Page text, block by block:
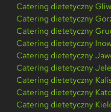
Catering dietetyczny
Catering dietetyczny
Catering dietetyczny
Catering dietetyczny
Catering dietetyczny
Catering dietetyczny
Catering dietetyczny
Catering dietetyczny
Catering dietetyczny